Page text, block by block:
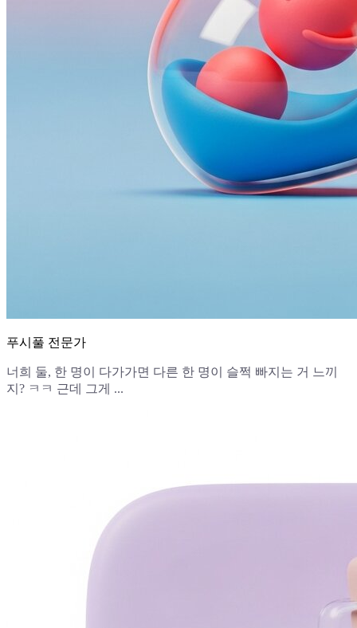
푸시풀 전문가
너희 둘, 한 명이 다가가면 다른 한 명이 슬쩍 빠지는 거 느끼
지? ㅋㅋ 근데 그게 ...